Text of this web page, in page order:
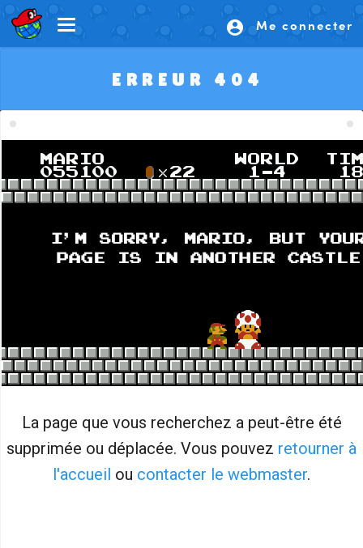
account_circle Me connecter
ERREUR 404
La page que vous recherchez a peut-être été
supprimée ou déplacée. Vous pouvez retourner à
l'accueil ou contacter le webmaster.